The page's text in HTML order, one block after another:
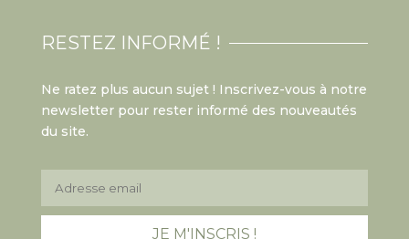
RESTEZ INFORMÉ !
Ne ratez plus aucun sujet ! Inscrivez-vous à notre
newsletter pour rester informé des nouveautés
du site.